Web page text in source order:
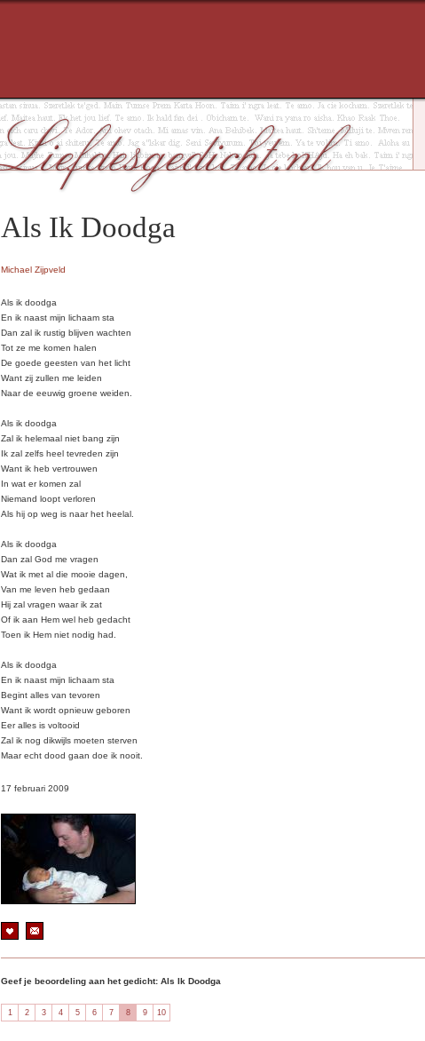
Als Ik Doodga
Michael Zijpveld
Als ik doodga
En ik naast mijn lichaam sta
Dan zal ik rustig blijven wachten
Tot ze me komen halen
De goede geesten van het licht
Want zij zullen me leiden
Naar de eeuwig groene weiden.
Als ik doodga
Zal ik helemaal niet bang zijn
Ik zal zelfs heel tevreden zijn
Want ik heb vertrouwen
In wat er komen zal
Niemand loopt verloren
Als hij op weg is naar het heelal.
Als ik doodga
Dan zal God me vragen
Wat ik met al die mooie dagen,
Van me leven heb gedaan
Hij zal vragen waar ik zat
Of ik aan Hem wel heb gedacht
Toen ik Hem niet nodig had.
Als ik doodga
En ik naast mijn lichaam sta
Begint alles van tevoren
Want ik wordt opnieuw geboren
Eer alles is voltooid
Zal ik nog dikwijls moeten sterven
Maar echt dood gaan doe ik nooit.
17 februari 2009
Geef je beoordeling aan het gedicht: Als Ik Doodga